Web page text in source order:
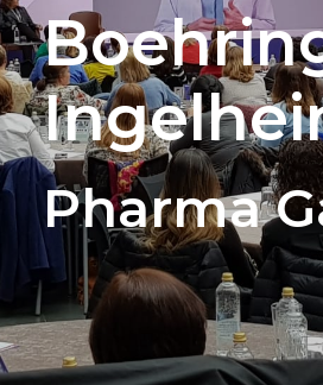
Pharma